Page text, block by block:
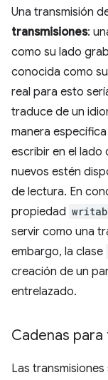
Una transmisión
transmisiones:
como su lado
conocida como
real para esto
traduce de un
manera
escribir en el lado
nuevos estén
de lectura. En
propiedad
servir como una
embargo, la clase
creación de un
entrelazado.
Cadenas
Las